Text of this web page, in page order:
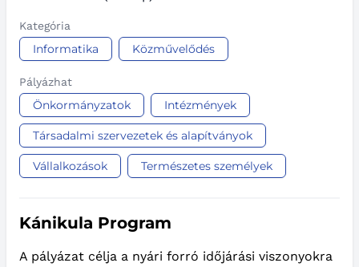
Kategória
Informatika Közművelődés
Pályázhat
Önkormányzatok Intézmények
Társadalmi szervezetek és alapítványok
Vállalkozások Természetes személyek
Kánikula Program
A pályázat célja a nyári forró időjárási viszonyokra